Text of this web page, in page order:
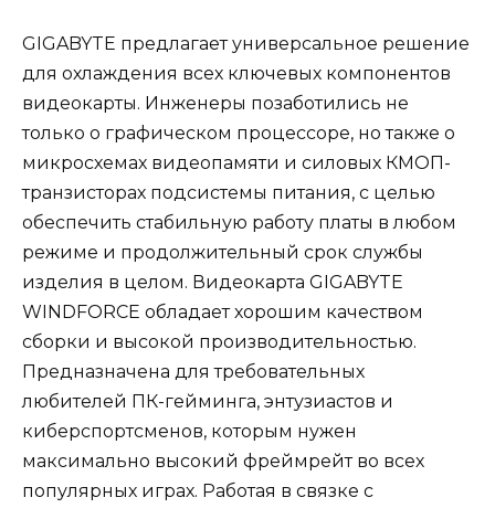
GIGABYTE предлагает универсальное решение
для охлаждения всех ключевых компонентов
видеокарты. Инженеры позаботились не
только о графическом процессоре, но также о
микросхемах видеопамяти и силовых КМОП-
транзисторах подсистемы питания, с целью
обеспечить стабильную работу платы в любом
режиме и продолжительный срок службы
изделия в целом. Видеокарта GIGABYTE
WINDFORCE обладает хорошим качеством
сборки и высокой производительностью.
Предназначена для требовательных
любителей ПК-гейминга, энтузиастов и
киберспортсменов, которым нужен
максимально высокий фреймрейт во всех
популярных играх. Работая в связке с